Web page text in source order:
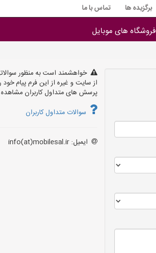
برگزیده ها تماس با ما
فروشگاه های موبایل
خواهشمند است به منظور
از سایت و غیره از این فرم پیام
پرسش های متداول کاربران مشاهده
سوالات متداول کاربران
ایمیل: info(at)mobilesal.ir